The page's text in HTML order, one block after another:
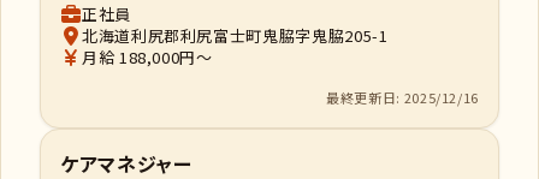
正社員
北海道利尻郡利尻富士町鬼脇字鬼脇205-1
月給 188,000円～
最終更新日: 2025/12/16
ケアマネジャー